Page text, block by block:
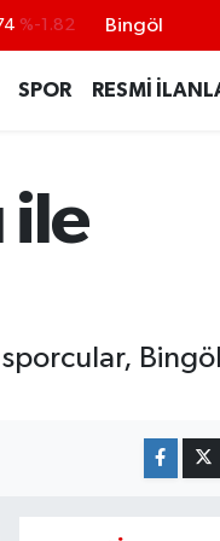
%0.02
%0
%-1.82
Bingöl
SPOR RESMİ
ile